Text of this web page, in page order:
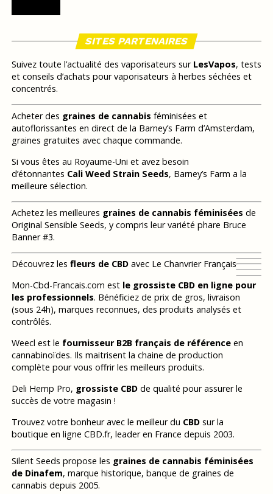
SITES PARTENAIRES
Suivez toute l’actualité des vaporisateurs sur LesVapos, tests
et conseils d’achats pour vaporisateurs à herbes séchées et
concentrés.
Acheter des graines de cannabis féminisées et
autoflorissantes en direct de la Barney’s Farm d’Amsterdam,
graines gratuites avec chaque commande.
Si vous êtes au Royaume-Uni et avez besoin
d’étonnantes Cali Weed Strain Seeds, Barney’s Farm a la
meilleure sélection.
Achetez les meilleures graines de cannabis féminisées de
Original Sensible Seeds, y compris leur variété phare Bruce
Banner #3.
Découvrez les fleurs de CBDavec Le Chanvrier Français
Mon-Cbd-Francais.com est le grossiste CBD en ligne pour
les professionnels. Bénéficiez de prix de gros, livraison
(sous 24h), marques reconnues, des produits analysés et
contrôlés.
Weecl est le fournisseur B2B français de référenceen
cannabinoïdes. Ils maitrisent la chaine de production
complète pour vous offrir les meilleurs produits.
Deli Hemp Pro, grossiste CBDde qualité pour assurer le
succès de votre magasin !
Trouvez votre bonheur avec le meilleur du CBDsur la
boutique en ligne CBD.fr, leader en France depuis 2003.
Silent Seeds propose les graines de cannabis féminisées
de Dinafem, marque historique, banque de graines de
cannabis depuis 2005.